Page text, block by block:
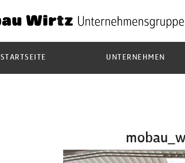
STARTSEITE UNTERNEHMEN